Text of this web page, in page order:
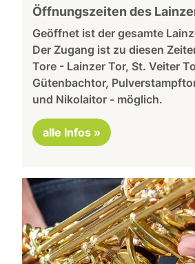
Öffnungszeiten des
Geöffnet ist der gesamte
Der Zugang ist zu diesen
Tore - Lainzer Tor, St. Veiter
Gütenbachtor,
und Nikolaitor - möglich.
alle Infos »